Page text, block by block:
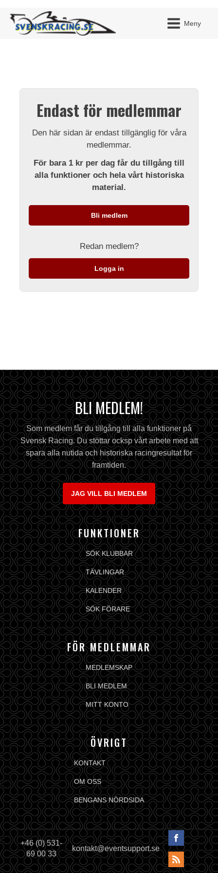
Meny
Endast för medlemmar
Den här sidan är endast tillgänglig för våra
medlemmar.
För bara 1 kr per dag får du tillgång till
alla funktioner och hela vårt historiska
material.
Bli medlem
Redan medlem?
Logga in
BLI MEDLEM!
Som medlem får du tillgång till alla funktioner på
Svensk Racing. Du stöttar ocksp vårt arbete med att
spara alla nutida och historiska racingresultat för
framtiden.
JAG VILL BLI MEDLEM
FUNKTIONER
SÖK KLUBBAR
TÄVLINGAR
KALENDER
SÖK FÖRARE
FÖR MEDLEMMAR
MEDLEMSKAP
BLI MEDLEM
MITT KONTO
ÖVRIGT
KONTAKT
OM OSS
BENGANS NÖRDSIDA
+46 (0) 531-
69 00 33
kontakt@eventsupport.se